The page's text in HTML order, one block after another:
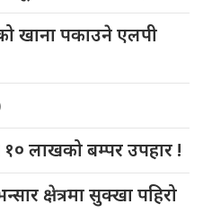
खाना पकाउने एलपी
१० लाखको बम्पर उपहार !
क्षेत्रमा सुक्खा पहिरो